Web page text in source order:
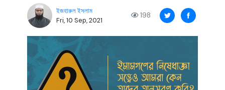
ইজহারুল ইসলাম
Fri, 10 Sep, 2021
198